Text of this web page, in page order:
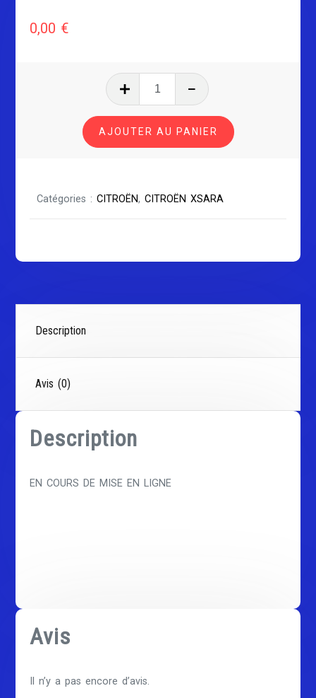
0,00 €
quantité
CITROËN
XSARA
PICASSO
AJOUTER AU PANIER
Catégories :CITROËN,CITROËN XSARA
Description
Avis (0)
Description
EN COURS DE MISE EN LIGNE
Avis
Il n’y a pas encore d’avis.